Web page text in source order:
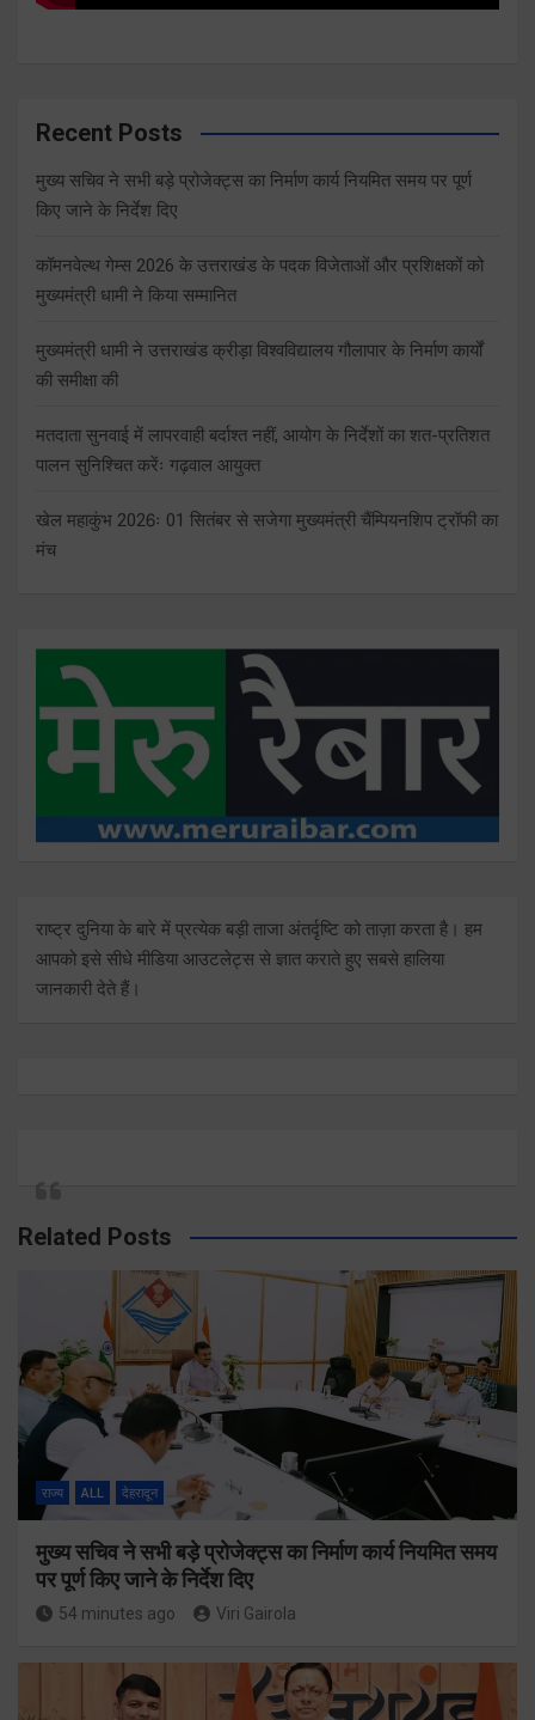
Recent Posts
मुख्य सचिव ने सभी बड़े प्रोजेक्ट्स का निर्माण कार्य नियमित समय पर पूर्ण
किए जाने के निर्देश दिए
कॉमनवेल्थ गेम्स 2026 के उत्तराखंड के पदक विजेताओं और प्रशिक्षकों को
मुख्यमंत्री धामी ने किया सम्मानित
मुख्यमंत्री धामी ने उत्तराखंड क्रीड़ा विश्वविद्यालय गौलापार के निर्माण कार्यों
की समीक्षा की
मतदाता सुनवाई में लापरवाही बर्दाश्त नहीं, आयोग के निर्देशों का शत-प्रतिशत
पालन सुनिश्चित करेंः गढ़वाल आयुक्त
खेल महाकुंभ 2026ः 01 सितंबर से सजेगा मुख्यमंत्री चैंम्पियनशिप ट्रॉफी का
मंच
राष्ट्र दुनिया के बारे में प्रत्येक बड़ी ताजा अंतर्दृष्टि को ताज़ा करता है। हम
आपको इसे सीधे मीडिया आउटलेट्स से ज्ञात कराते हुए सबसे हालिया
जानकारी देते हैं।
Related Posts
राज्य ALL देहरादून
मुख्य सचिव ने सभी बड़े प्रोजेक्ट्स का निर्माण कार्य नियमित समय
पर पूर्ण किए जाने के निर्देश दिए
54 minutes ago Viri Gairola